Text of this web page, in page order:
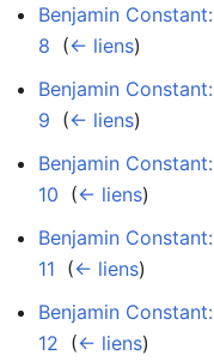
Benjamin
8 (← liens)
Benjamin
9 (← liens)
Benjamin
10 (← liens)
Benjamin
11 (← liens)
Benjamin
12 (← liens)